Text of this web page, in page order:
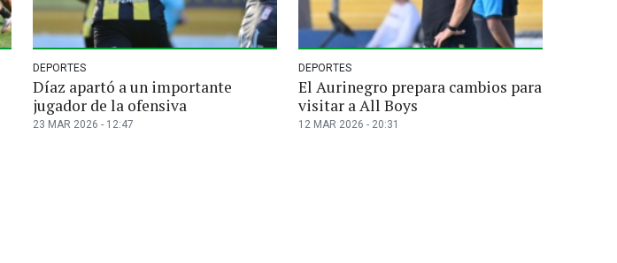
DEPORTES
Díaz apartó a un importante
jugador de la ofensiva
23 MAR 2026 - 12:47
DEPORTES
El Aurinegro prepara cambios para
visitar a All Boys
12 MAR 2026 - 20:31